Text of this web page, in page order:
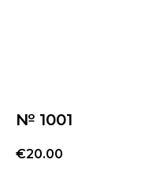
№ 1001
€20.00